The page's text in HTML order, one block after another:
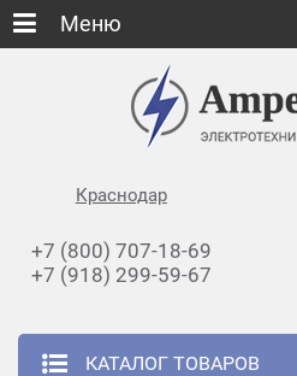
Краснодар
+7 (800) 707-18-69
+7 (918) 299-59-67
КАТАЛОГ ТОВАРОВ
Меню